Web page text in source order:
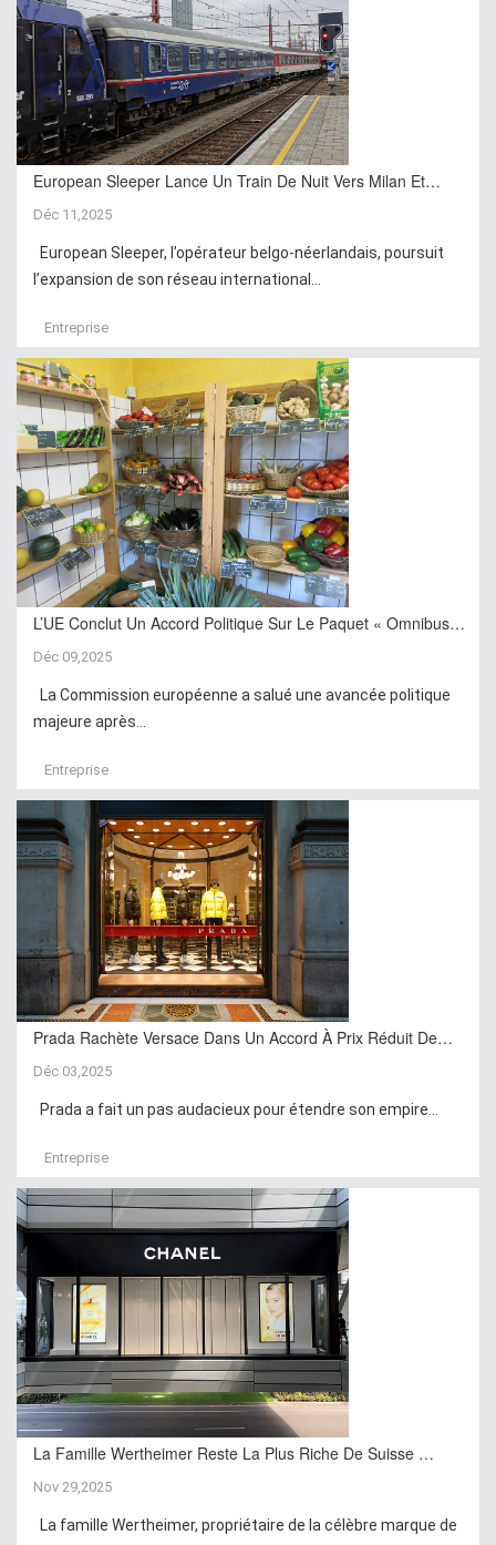
European Sleeper Lance Un Train De Nuit Vers Milan Et…
Déc 11,2025
European Sleeper, l’opérateur belgo-néerlandais, poursuit
l’expansion de son réseau international...
Entreprise
L’UE Conclut Un Accord Politique Sur Le Paquet « Omnibus…
Déc 09,2025
La Commission européenne a salué une avancée politique
majeure après...
Entreprise
Prada Rachète Versace Dans Un Accord À Prix Réduit De…
Déc 03,2025
Prada a fait un pas audacieux pour étendre son empire...
Entreprise
La Famille Wertheimer Reste La Plus Riche De Suisse …
Nov 29,2025
La famille Wertheimer, propriétaire de la célèbre marque de